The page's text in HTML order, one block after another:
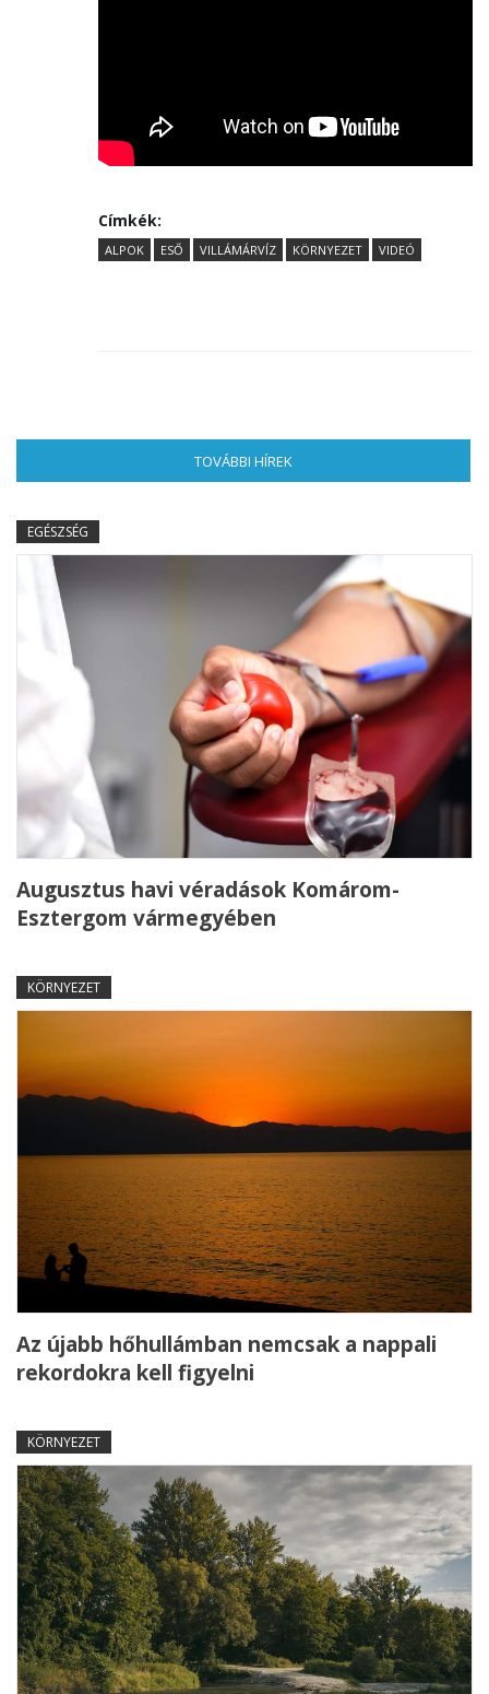
Címkék:
ALPOK ESŐ VILLÁMÁRVÍZ KÖRNYEZET VIDEÓ
TOVÁBBI HÍREK
EGÉSZSÉG
Augusztus havi véradások Komárom-
Esztergom vármegyében
KÖRNYEZET
Az újabb hőhullámban nemcsak a nappali
rekordokra kell figyelni
KÖRNYEZET